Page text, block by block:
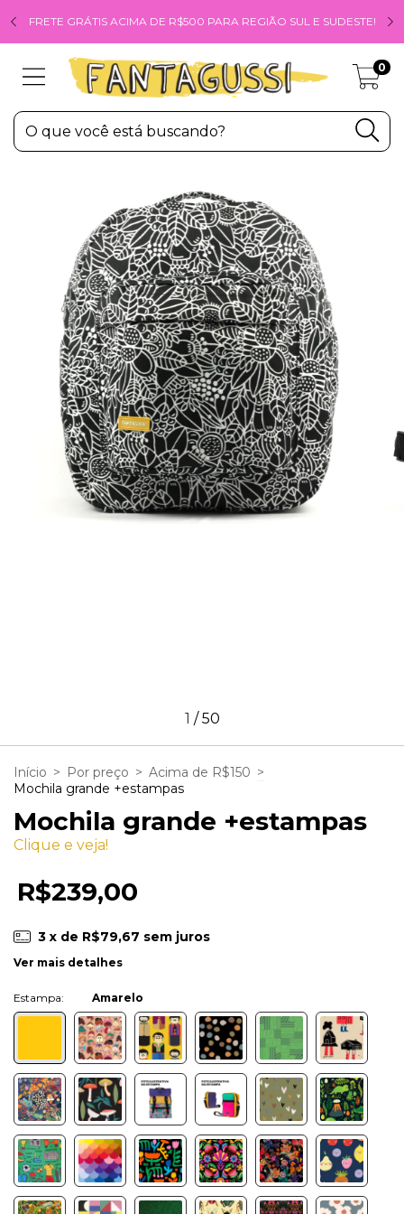
FRETE GRÁTIS ACIMA DE R$500 PARA REGIÃO SUL E SUDESTE!
0
1 /50
Início > Por preço > Acima de R$150 >
Mochila grande +estampas
Mochila grande +estampas
Clique e veja!
R$239,00
3 x de R$79,67 sem juros
Ver mais detalhes
Amarelo